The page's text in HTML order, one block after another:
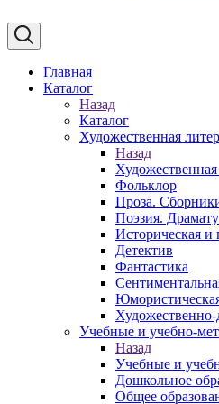
Главная
Каталог
Назад
Каталог
Художественная
Назад
Художественная
Фольклор
Проза.
Поэзия.
Историческая и
Детектив
Фантастика
Учебные и учебно-
Назад
Учебные и
Дошкольное
Общее